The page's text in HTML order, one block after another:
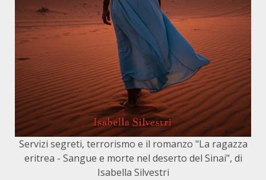
Servizi segreti, terrorismo e il romanzo "La ragazza
eritrea - Sangue e morte nel deserto del Sinai", di
Isabella Silvestri